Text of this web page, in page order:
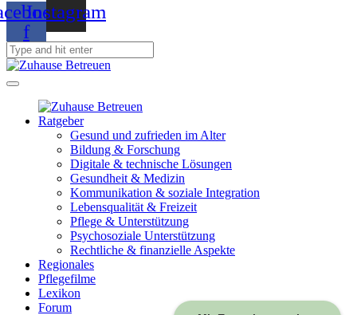
f
Instagram
Ratgeber
Gesund und zufrieden im Alter
Bildung & Forschung
Digitale & technische Lösungen
Gesundheit & Medizin
Kommunikation & soziale Integration
Lebensqualität & Freizeit
Pflege & Unterstützung
Psychosoziale Unterstützung
Rechtliche & finanzielle Aspekte
Regionales
Pflegefilme
Lexikon
Forum